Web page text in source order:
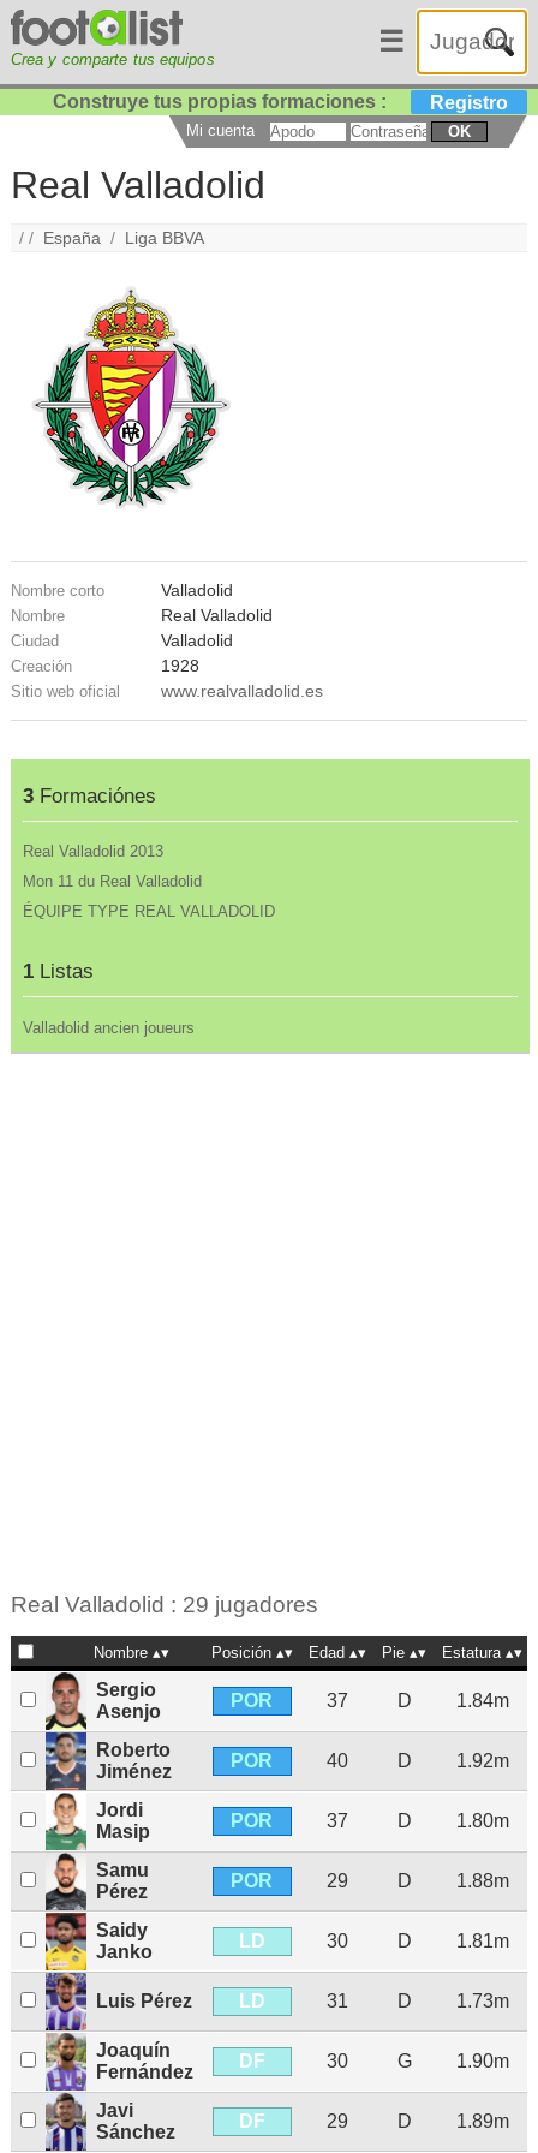
Crea y comparte tus equipos
☰
Construye tus propias formaciones : Registro
Mi cuenta OK
Real Valladolid
/ / España / Liga BBVA
Nombre corto Valladolid
Nombre Real Valladolid
Ciudad Valladolid
Creación 1928
Sitio web oficial www.realvalladolid.es
3Formaciónes
Real Valladolid 2013
Mon 11 du Real Valladolid
ÉQUIPE TYPE REAL VALLADOLID
1Listas
Valladolid ancien joueurs
Real Valladolid : 29 jugadores
Nombre Posición Edad Pie Estatura
Sergio
Asenjo
POR 37 D 1.84m
Roberto
Jiménez
POR 40 D 1.92m
Jordi
Masip
POR 37 D 1.80m
Samu
Pérez
POR 29 D 1.88m
Saidy
Janko
LD 30 D 1.81m
Luis Pérez LD 31 D 1.73m
Joaquín
Fernández
DF 30 G 1.90m
Javi
Sánchez
DF 29 D 1.89m